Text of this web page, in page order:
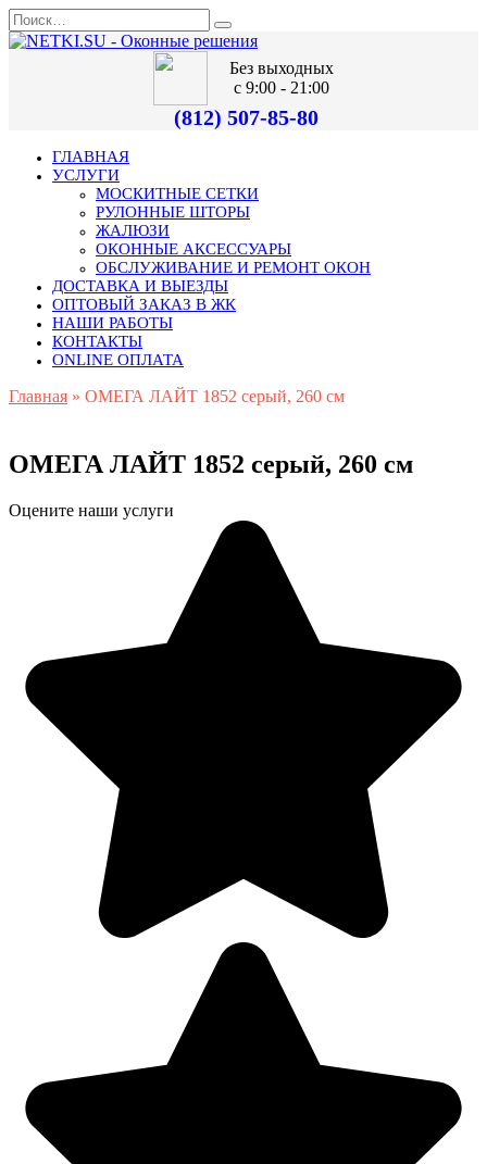
Без выходных
с 9:00 - 21:00
(812) 507-85-80
ГЛАВНАЯ
УСЛУГИ
МОСКИТНЫЕ СЕТКИ
РУЛОННЫЕ ШТОРЫ
ЖАЛЮЗИ
ОКОННЫЕ АКСЕССУАРЫ
ОБСЛУЖИВАНИЕ И РЕМОНТ ОКОН
ДОСТАВКА И ВЫЕЗДЫ
ОПТОВЫЙ ЗАКАЗ В ЖК
НАШИ РАБОТЫ
КОНТАКТЫ
ONLINE ОПЛАТА
Главная » ОМЕГА ЛАЙТ 1852 серый, 260 см
ОМЕГА ЛАЙТ 1852 серый, 260 см
Оцените наши услуги